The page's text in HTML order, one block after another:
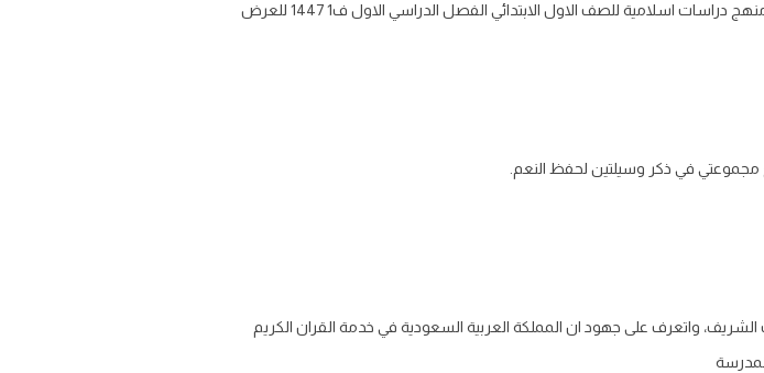
حل كتاب مادة الدراسات الاسلامية اول ابتدائي الجزء الأول من المقرر ١٤٤٧ حلول منهج دراسات اسلامية للصف الاول الابتدائي الفصل الدراسي الاول ف1 1447 للعرض
مع مجموعتي في ذكر وسيلتين لحفظ النعم.
واتعرف على جهود ان المملكة العربية السعودية في خدمة القران الكريم